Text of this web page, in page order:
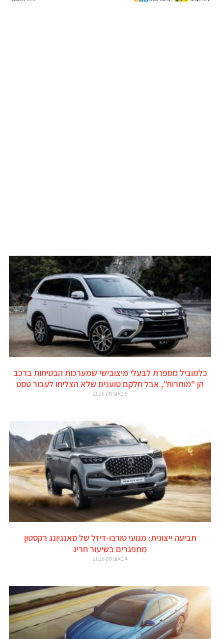
כלמוביל מספרת לבעלי מיצובישי שמערכות הבטיחות ברכב
הן "מותרות", אבל חלקם טוענים שלא הצליחו לעבור טסט
5 באוגוסט 2026
תביעה ייצוגית: מנועי טורבו-דיזל של סאנגיונג רקסטון
מתפגרים בשיעור חריג
4 באוגוסט 2026